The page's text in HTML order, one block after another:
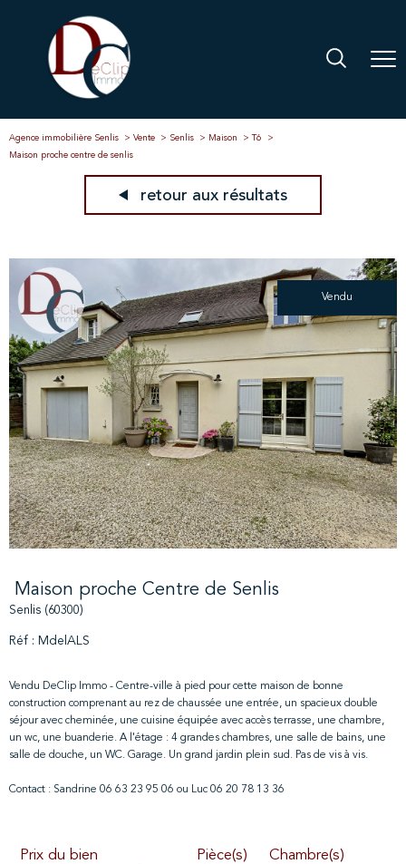
Agence immobilière Senlis Vente Senlis Maison
T6
Maison proche centre de senlis
retour aux résultats
Vendu
Maison proche Centre de Senlis
Senlis (60300)
Réf : MdelALS
Vendu DeClip Immo - Centre-ville à pied pour cette maison de bonne
construction comprenant au rez de chaussée une entrée, un spacieux double
séjour avec cheminée, une cuisine équipée avec accès terrasse, une chambre,
un wc, une buanderie. A l'étage : 4 grandes chambres, une salle de bains, une
salle de douche, un WC. Garage. Un grand jardin plein sud. Pas de vis à vis.
Contact : Sandrine 06 63 23 95 06 ou Luc 06 20 78 13 36
Prix du bien Pièce(s) Chambre(s)